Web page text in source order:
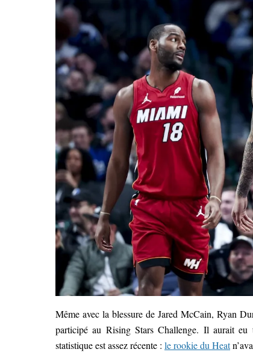
Même avec la blessure de Jared McCain, Ryan
participé au Rising Stars Challenge. Il aurait eu
statistique est assez récente : le rookie du Heat